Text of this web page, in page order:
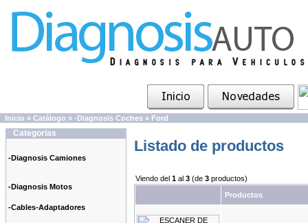
Inicio » Catálogo » -Diagnosis Coches » Ford
Categorias
-Diagnosis Camiones
-Diagnosis Motos
-Cables-Adaptadores
Listado de productos
Viendo del 1 al 3 (de 3 productos)
Productos